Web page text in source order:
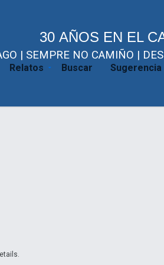
30 AÑOS EN EL
| SEMPRE NO CAMIÑO |
Relatos Buscar Sugerencia